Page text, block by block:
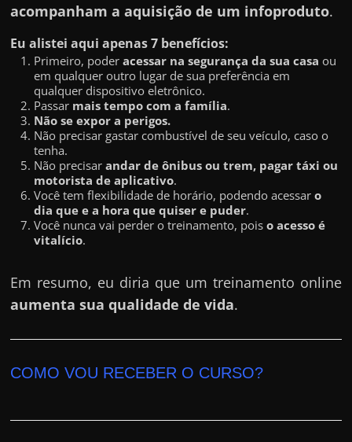
acompanham a aquisição de um infoproduto.
Eu alistei aqui apenas 7 benefícios:
Primeiro, poderacessar na segurança da sua casa ou
em qualquer outro lugar de sua preferência em
qualquer dispositivo eletrônico.
Passar mais tempo com a família.
Não se expor a perigos.
Não precisar gastar combustível de seu veículo, caso o
tenha.
Não precisarandar de ônibus ou trem, pagar táxi ou
motorista de aplicativo.
Você tem flexibilidade de horário, podendo acessaro
dia que e a hora que quiser e puder.
Você nunca vai perder o treinamento, poiso acesso é
vitalício.
Em resumo, eu diria que um treinamento online
aumenta sua qualidade de vida.
COMO VOU RECEBER O CURSO?